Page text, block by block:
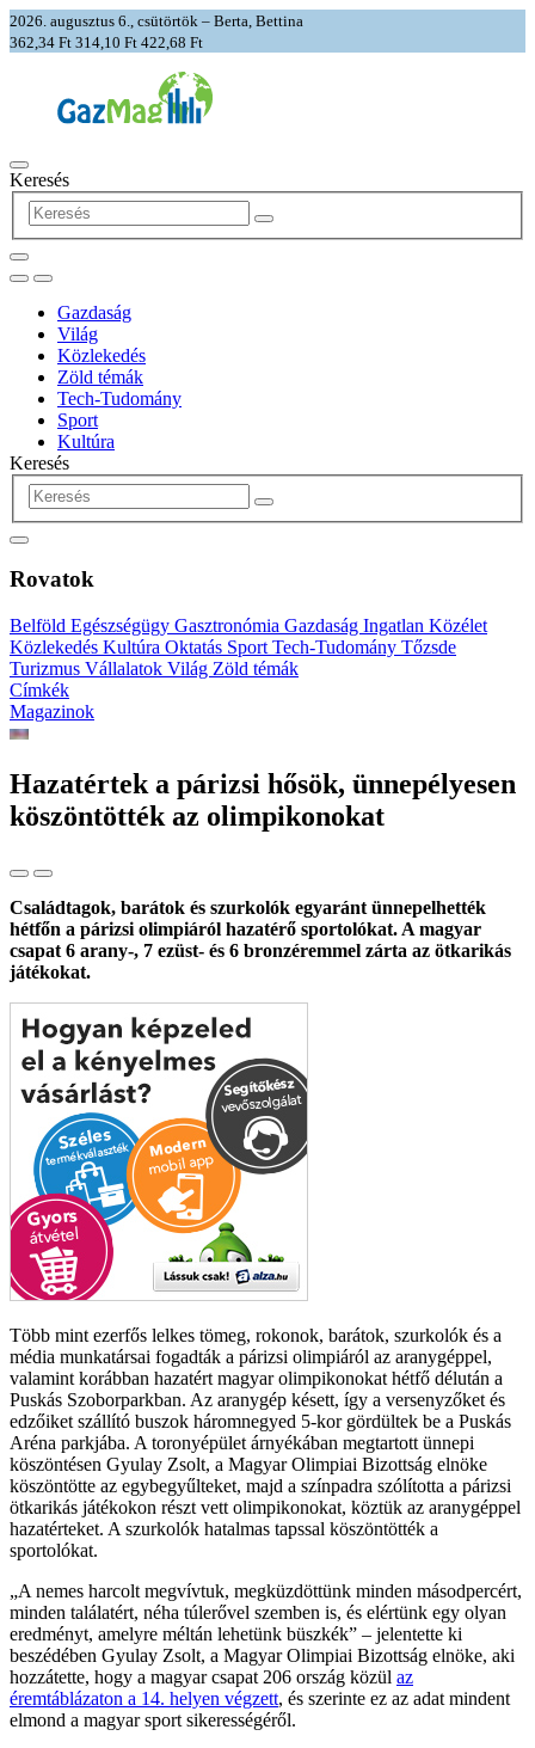
2026. augusztus 6., csütörtök – Berta, Bettina
362,34 Ft 314,10 Ft 422,68 Ft
Keresés
Gazdaság
Világ
Közlekedés
Zöld témák
Tech-Tudomány
Sport
Kultúra
Keresés
Rovatok
Belföld Egészségügy Gasztronómia Gazdaság Ingatlan Közélet
Közlekedés Kultúra Oktatás Sport Tech-Tudomány Tőzsde
Turizmus Vállalatok Világ Zöld témák
Címkék
Magazinok
Hazatértek a párizsi hősök, ünnepélyesen
köszöntötték az olimpikonokat
Családtagok, barátok és szurkolók egyaránt ünnepelhették
hétfőn a párizsi olimpiáról hazatérő sportolókat. A magyar
csapat 6 arany-, 7 ezüst- és 6 bronzéremmel zárta az ötkarikás
játékokat.
Több mint ezerfős lelkes tömeg, rokonok, barátok, szurkolók és a
média munkatársai fogadták a párizsi olimpiáról az aranygéppel,
valamint korábban hazatért magyar olimpikonokat hétfő délután a
Puskás Szoborparkban. Az aranygép késett, így a versenyzőket és
edzőiket szállító buszok háromnegyed 5-kor gördültek be a Puskás
Aréna parkjába. A toronyépület árnyékában megtartott ünnepi
köszöntésen Gyulay Zsolt, a Magyar Olimpiai Bizottság elnöke
köszöntötte az egybegyűlteket, majd a színpadra szólította a párizsi
ötkarikás játékokon részt vett olimpikonokat, köztük az aranygéppel
hazatérteket. A szurkolók hatalmas tapssal köszöntötték a
sportolókat.
A nemes harcolt megvívtuk, megküzdöttünk minden másodpercért,
minden találatért, néha túlerővel szemben is, és elértünk egy olyan
eredményt, amelyre méltán lehetünk büszkék
– jelentette ki
beszédében Gyulay Zsolt, a Magyar Olimpiai Bizottság elnöke, aki
hozzátette, hogy a magyar csapat 206 ország közül az
éremtáblázaton a 14. helyen végzett, és szerinte ez az adat mindent
elmond a magyar sport sikerességéről.